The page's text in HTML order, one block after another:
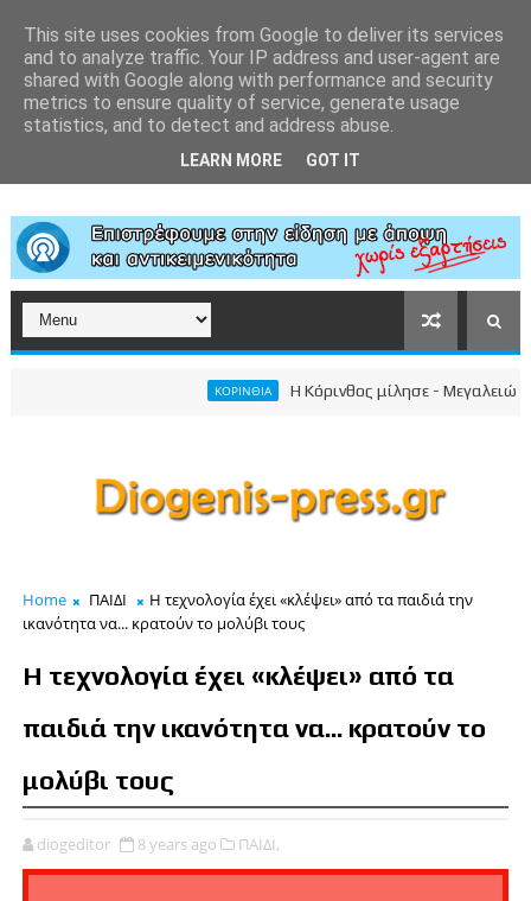
ΚΟΡΙΝΘΙΑ Η Κόρινθος μίλησε - Μεγαλειώδης
Home ΠΑΙΔΙ
Η τεχνολογία έχει «κλέψει» από τα παιδιά την
ικανότητα να... κρατούν το μολύβι τους
Η τεχνολογία έχει «κλέψει» από τα
παιδιά την ικανότητα να... κρατούν το
μολύβι τους
diogeditor 8 years ago ΠΑΙΔΙ,
This site uses cookies from Google to deliver its services
and to analyze traffic. Your IP address and user-agent are
shared with Google along with performance and security
metrics to ensure quality of service, generate usage
statistics, and to detect and address abuse.
LEARN MORE GOT IT